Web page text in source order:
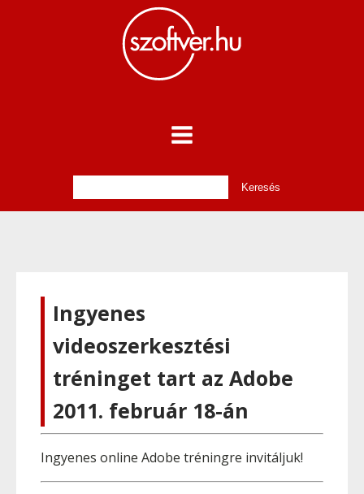
Ingyenes
videoszerkesztési
tréninget tart az Adobe
2011. február 18-án
Ingyenes online Adobe tréningre invitáljuk!